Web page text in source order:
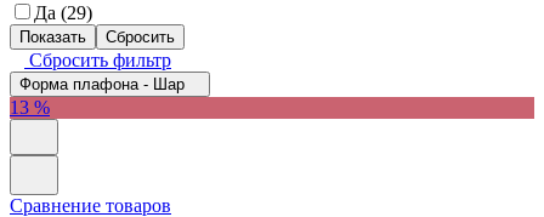
Да (29)
Сбросить фильтр
Форма плафона - Шар
13 %
Сравнение товаров